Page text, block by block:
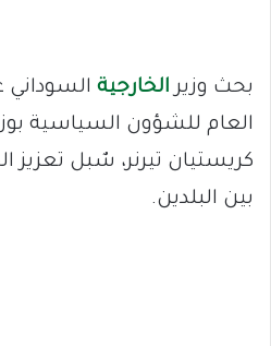
بحث وزير الخارجية
العام للشؤون السياسية
كريستيان تيرنر، سٌبل تعزيز
بين البلدين.